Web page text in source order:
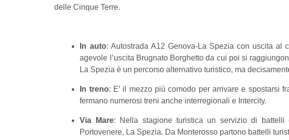
delle Cinque Terre.
In auto: Autostrada A12 Genova-La Spezia con uscita
agevole l’uscita Brugnato Borghetto da cui poi si
La Spezia è un percorso alternativo turistico, ma
In treno: E’ il mezzo più comodo per arrivare e spostarsi
fermano numerosi treni anche interregionali e Intercity.
Via Mare: Nella stagione turistica un servizio di battelli
Portovenere, La Spezia. Da Monterosso partono battelli